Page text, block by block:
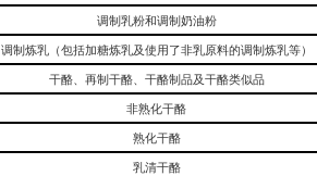
调制乳粉和调制奶油粉
调制炼乳（包括加糖炼乳及使用了非乳原料的调制炼乳等）
干酪、再制干酪、干酪制品及干酪类似品
非熟化干酪
熟化干酪
乳清干酪